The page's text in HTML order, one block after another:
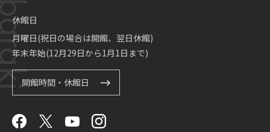
休館日
月曜日(祝日の場合は開館、翌日休館)
年末年始(12月29日から1月1日まで)
開館時間・休館日